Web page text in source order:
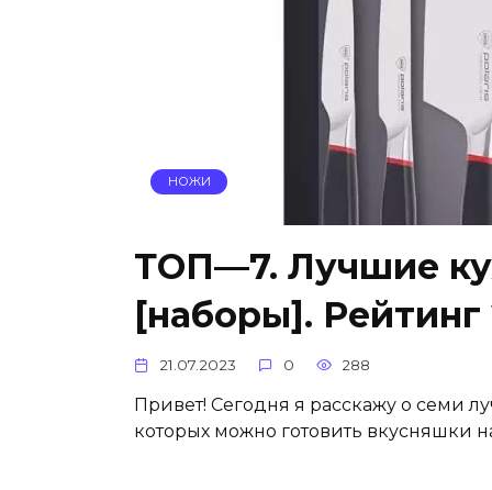
НОЖИ
ТОП—7. Лучшие
[наборы]. Рейтинг
21.07.2023 0 288
Привет! Сегодня я расскажу о семи
которых можно готовить вкусняшки